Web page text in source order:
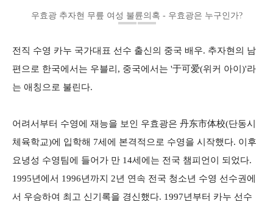
우효광 추자현 무릎 여성 불륜의혹 - 우효광은 누구인가?
전직 수영 카누 국가대표 선수 출신의 중국 배우. 추자현의 남
편으로 한국에서는 우블리, 중국에서는 '于可爱(위커 아이)'라
는 애칭으로 불린다.
어려서부터 수영에 재능을 보인 우효광은 丹东市体校(단동시
체육학교)에 입학해 7세에 본격적으로 수영을 시작했다. 이후
요녕성 수영팀에 들어가 만 14세에는 전국 챔피언이 되었다.
1995년에서 1996년까지 2년 연속 전국 청소년 수영 선수권에
서 우승하여 최고 신기록을 경신했다. 1997년부터 카누 선수